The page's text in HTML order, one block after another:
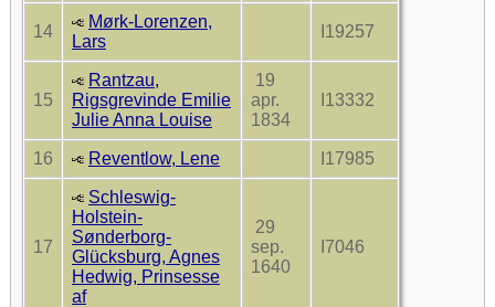
14
Mørk-Lorenzen,
Lars
I19257
15
Rantzau,
Rigsgrevinde Emilie
Julie Anna Louise
19
apr.
1834
I13332
16 Reventlow, Lene I17985
17
Schleswig-
Holstein-
Sønderborg-
Glücksburg, Agnes
Hedwig, Prinsesse
af
29
sep.
1640
I7046